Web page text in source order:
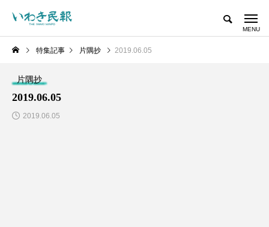
特集記事 片隅抄 2019.06.05
片隅抄
2019.06.05
2019.06.05